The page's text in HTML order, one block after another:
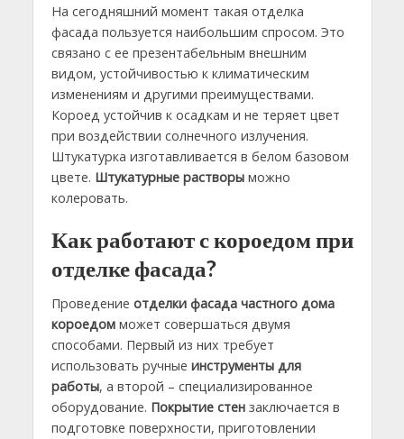
На сегодняшний момент такая отделка
фасада пользуется наибольшим спросом. Это
связано с ее презентабельным внешним
видом, устойчивостью к климатическим
изменениям и другими преимуществами.
Короед устойчив к осадкам и не теряет цвет
при воздействии солнечного излучения.
Штукатурка изготавливается в белом базовом
цвете. Штукатурные растворыможно
колеровать.
Как работают с короедом при
отделке фасада?
Проведение отделки фасада частного дома
короедомможет совершаться двумя
способами. Первый из них требует
использовать ручные инструменты для
работы, а второй – специализированное
оборудование. Покрытие стензаключается в
подготовке поверхности, приготовлении